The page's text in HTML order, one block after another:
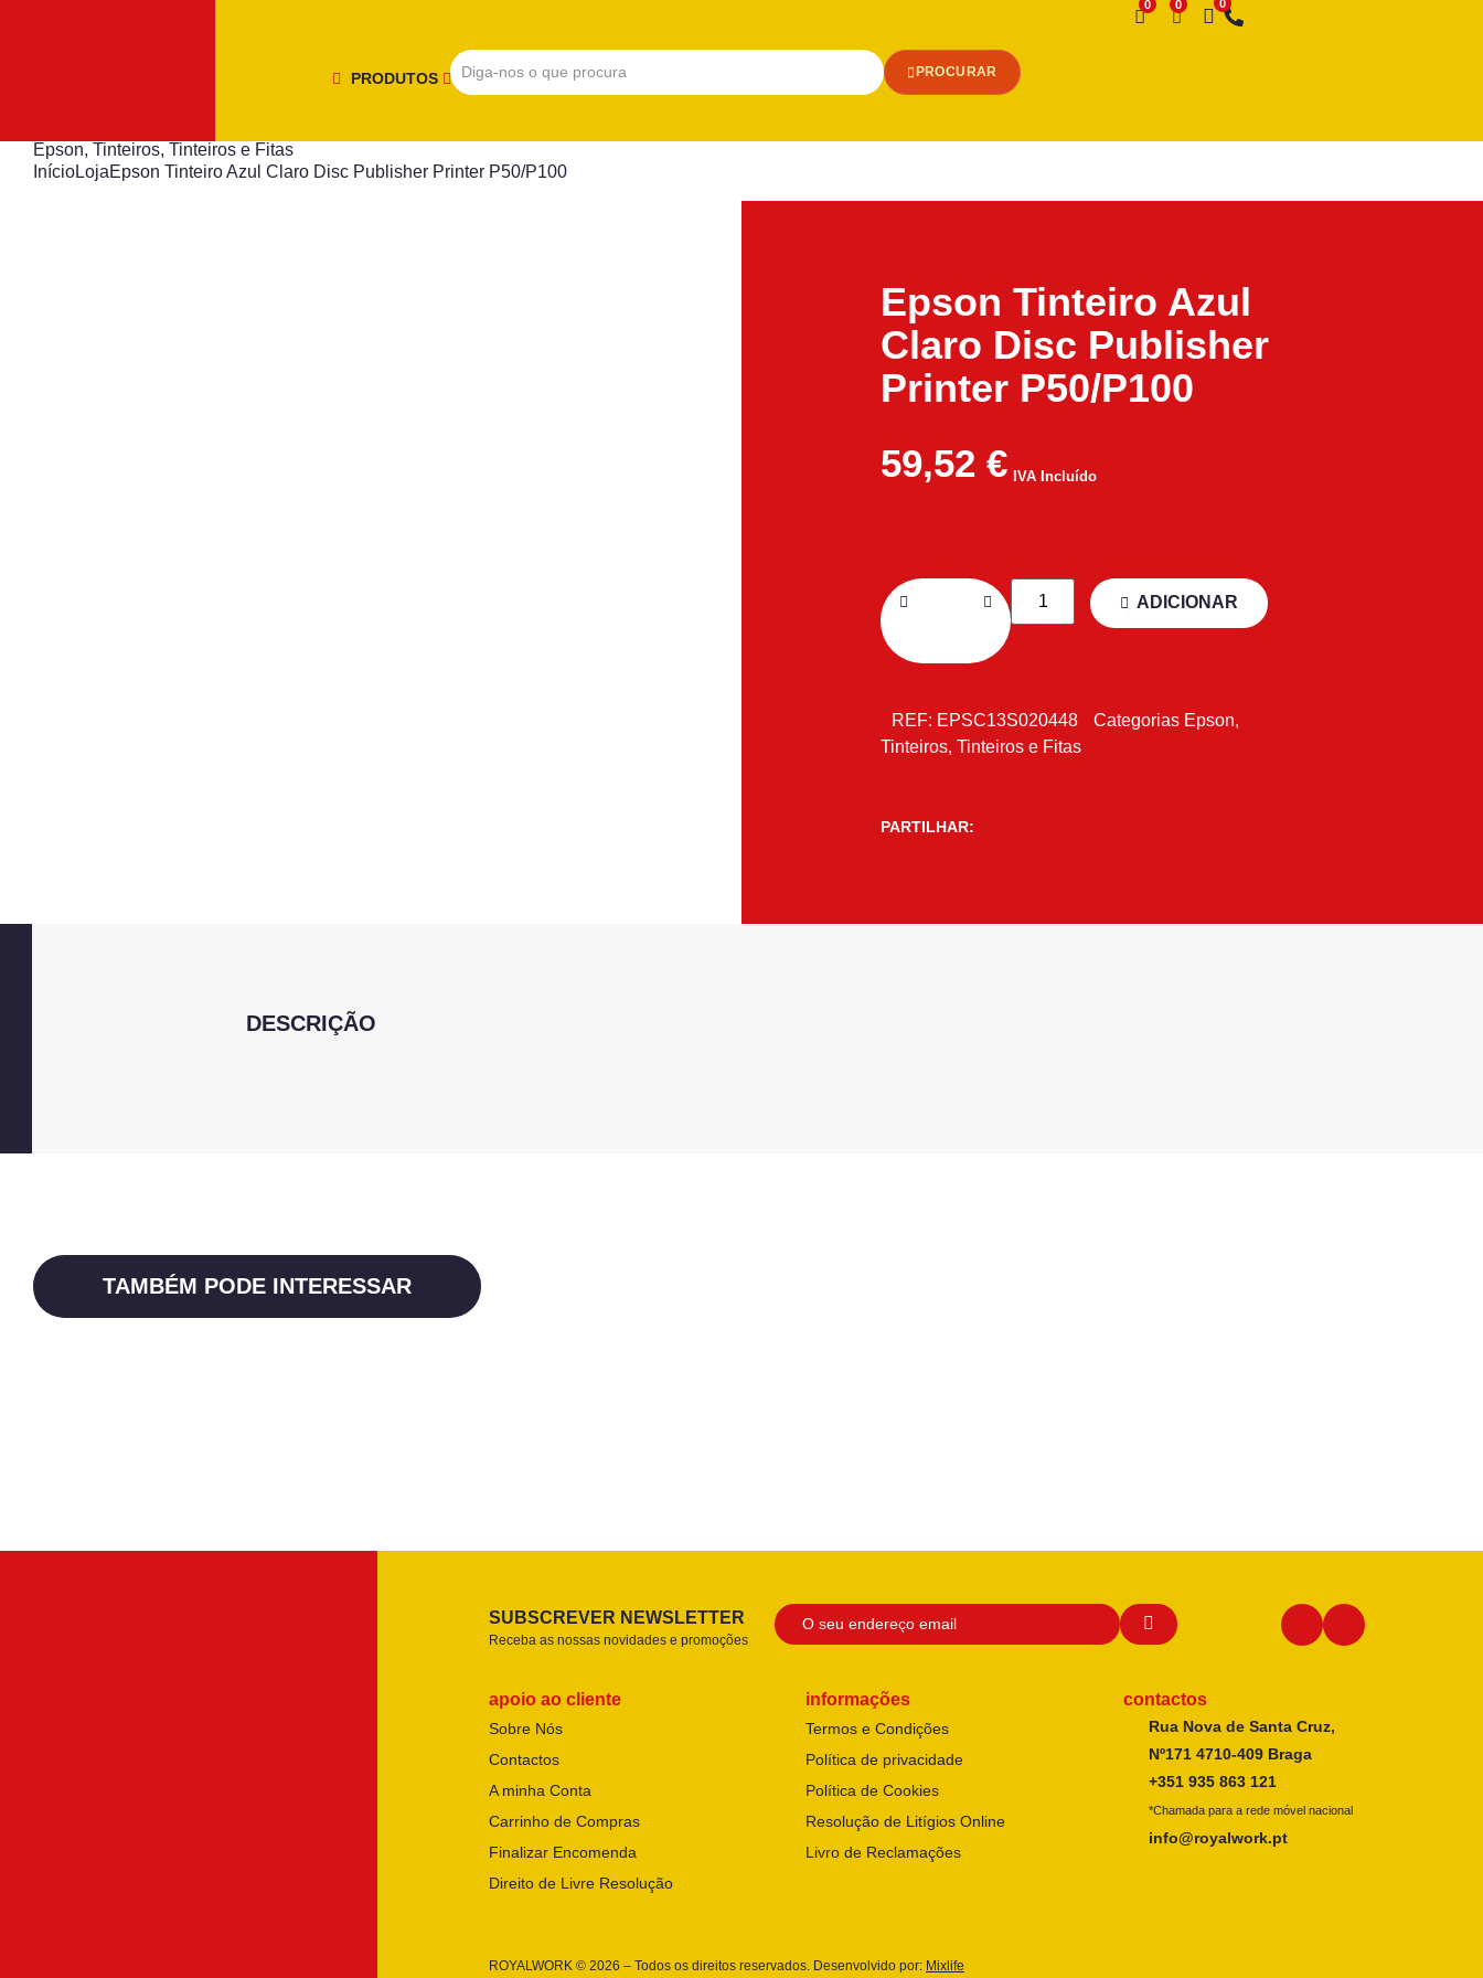
PRODUTOS PROCURAR
Desejo
Epson, Tinteiros, Tinteiros e Fitas
InícioLojaEpson Tinteiro Azul Claro Disc Publisher Printer P50/P100
Epson Tinteiro Azul
Claro Disc Publisher
Printer P50/P100
59,52 € IVA Incluído
ADICIONAR
REF: EPSC13S020448 Categorias Epson,
Tinteiros, Tinteiros e Fitas
PARTILHAR:
DESCRIÇÃO
TAMBÉM PODE INTERESSAR
SUBSCREVER NEWSLETTER
Receba as nossas novidades e promoções
apoio ao cliente
Sobre Nós
Contactos
A minha Conta
Carrinho de Compras
Finalizar Encomenda
Direito de Livre Resolução
informações
Termos e Condições
Política de privacidade
Política de Cookies
Resolução de Litígios Online
Livro de Reclamações
contactos
Rua Nova de Santa Cruz,
Nº171 4710-409 Braga
+351 935 863 121
*Chamada para a rede móvel nacional
info@royalwork.pt
ROYALWORK © 2026 – Todos os direitos reservados. Desenvolvido por: Mixlife